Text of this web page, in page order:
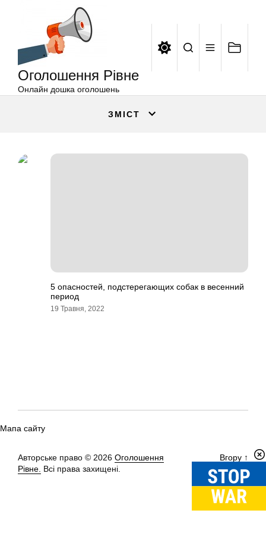
Оголошення Рівне
Онлайн дошка оголошень
ЗМІСТ
5 опасностей, подстерегающих собак в весенний
период
19 Травня, 2022
Мапа сайту
Авторське право © 2026 Оголошення
Рівне. Всі права захищені.
Вгору ↑